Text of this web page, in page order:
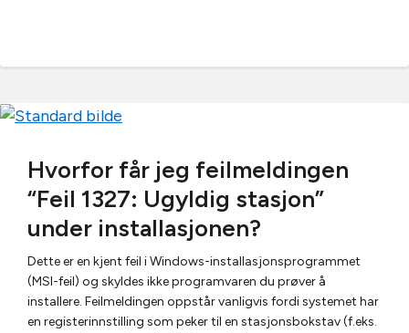
Hvorfor får jeg feilmeldingen
“Feil 1327: Ugyldig stasjon”
under installasjonen?
Dette er en kjent feil i Windows-installasjonsprogrammet
(MSI-feil) og skyldes ikke programvaren du prøver å
installere. Feilmeldingen oppstår vanligvis fordi systemet har
en registerinnstilling som peker til en stasjonsbokstav (f.eks.